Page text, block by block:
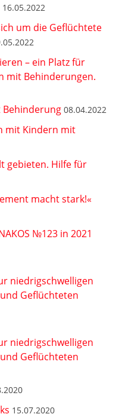
16.05.2022
um die Geflüchtete
– ein Platz für
mit Behinderungen.
Behinderung 08.04.2022
mit Kindern mit
gebieten. Hilfe für
macht stark!«
№123 in 2021
niedrigschwelligen
Geflüchteten
niedrigschwelligen
Geflüchteten
15.07.2020